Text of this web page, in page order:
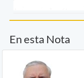
En esta Nota